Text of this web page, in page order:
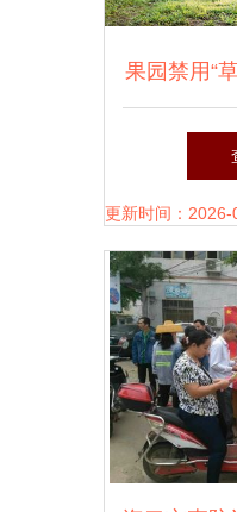
果园禁用“
的七类案
防
更新时间：